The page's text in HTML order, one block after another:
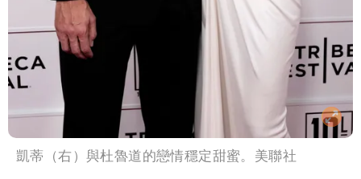
凱蒂（右）與杜魯道的戀情穩定甜蜜。美聯社